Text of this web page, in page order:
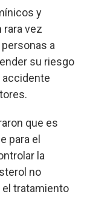
y
vez
a
su riesgo
accidente
que es
para el
la
no
el tratamiento